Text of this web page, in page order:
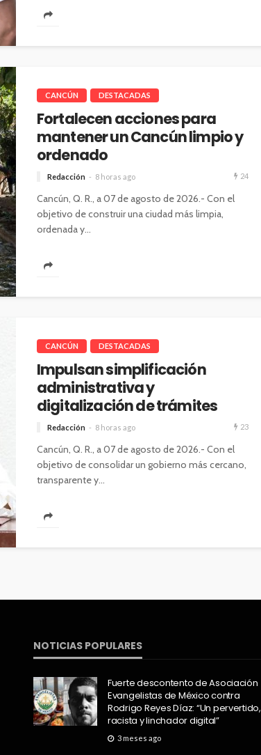
CANCÚN DESTACADAS
Fortalecen acciones para
mantener un Cancún limpio y
ordenado
Redacción 8 horas ago 24
Cancún, Q. R., a 07 de agosto de 2026.- Con el
objetivo de construir una ciudad más limpia,
ordenada y...
CANCÚN DESTACADAS
Impulsan simplificación
administrativa y
digitalización de trámites
Redacción 8 horas ago 23
Cancún, Q. R., a 07 de agosto de 2026.- Con el
objetivo de consolidar un gobierno más cercano,
transparente y...
NOTICIAS POPULARES
Fuerte descontento de Asociación
Evangelistas de México contra
Rodrigo Reyes Díaz: “Un pervertido,
racista y linchador digital”
3 meses ago